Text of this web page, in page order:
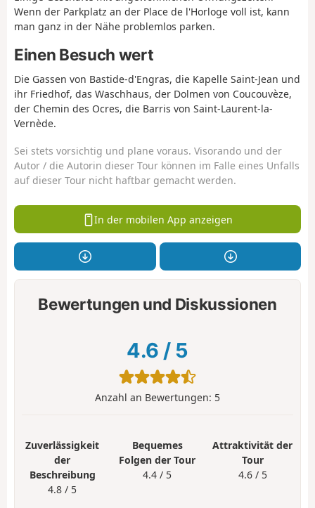
Wenn der Parkplatz an der Place de l'Horloge voll ist, kann
man ganz in der Nähe problemlos parken.
Einen Besuch wert
Die Gassen von Bastide-d'Engras, die Kapelle Saint-Jean und
ihr Friedhof, das Waschhaus, der Dolmen von Coucouvèze,
der Chemin des Ocres, die Barris von Saint-Laurent-la-
Vernède.
Sei stets vorsichtig und plane voraus. Visorando und der
Autor / die Autorin dieser Tour können im Falle eines Unfalls
auf dieser Tour nicht haftbar gemacht werden.
In der mobilen App anzeigen
Bewertungen und Diskussionen
4.6 / 5
Anzahl an Bewertungen: 5
Zuverlässigkeit
der
Beschreibung
4.8 / 5
Bequemes
Folgen der Tour
4.4 / 5
Attraktivität der
Tour
4.6 / 5